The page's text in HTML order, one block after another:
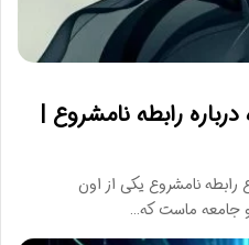
رابطه نامشروع |
رابطه نامشروع یکی از اون
جامعه ماست که…